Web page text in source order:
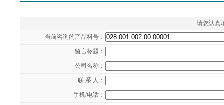
请您认真
当前咨询的产品料号：
留言标题：
公司名称：
联 系 人：
手机/电话：